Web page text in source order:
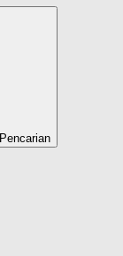
Pencarian